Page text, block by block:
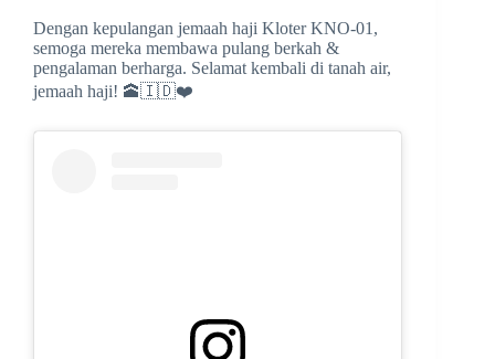
Dengan kepulangan jemaah haji Kloter KNO-01,
semoga mereka membawa pulang berkah &
pengalaman berharga. Selamat kembali di tanah air,
jemaah haji! 🕋🇮🇩❤️